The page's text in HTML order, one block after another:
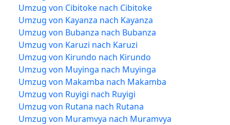
Umzug von Cibitoke nach Cibitoke
Umzug von Kayanza nach Kayanza
Umzug von Bubanza nach Bubanza
Umzug von Karuzi nach Karuzi
Umzug von Kirundo nach Kirundo
Umzug von Muyinga nach Muyinga
Umzug von Makamba nach Makamba
Umzug von Ruyigi nach Ruyigi
Umzug von Rutana nach Rutana
Umzug von Muramvya nach Muramvya